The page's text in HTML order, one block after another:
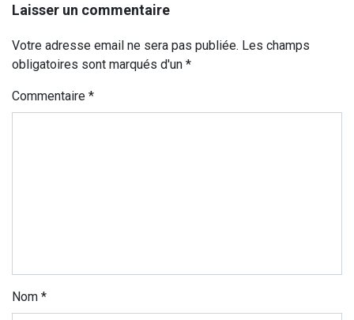
Laisser un commentaire
Votre adresse email ne sera pas publiée. Les champs
obligatoires sont marqués d'un *
Commentaire *
Nom *